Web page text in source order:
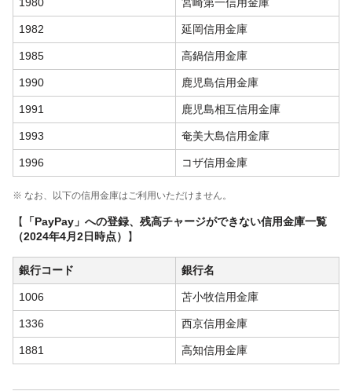
1982 延岡信用金庫
1985 高鍋信用金庫
1990 鹿児島信用金庫
1991 鹿児島相互信用金庫
1993 奄美大島信用金庫
1996 コザ信用金庫
※ なお、以下の信用金庫はご利用いただけません。
【
「PayPay」への登録、残高チャージができない信用金庫一覧
（2024年4月2日時点）
】
銀行コード 銀行名
1006 苫小牧信用金庫
1336 西京信用金庫
1881 高知信用金庫